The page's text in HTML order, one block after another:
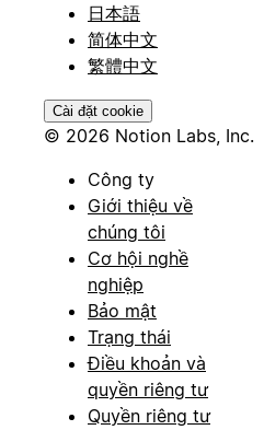
日本語
简体中文
繁體中文
Cài đặt cookie
© 2026 Notion Labs, Inc.
Công ty
Giới thiệu về
chúng tôi
Cơ hội nghề
nghiệp
Bảo mật
Trạng thái
Điều khoản và
quyền riêng tư
Quyền riêng tư